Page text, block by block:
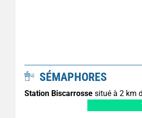
SÉMAPHORES
Station Biscarrosse situé à 2 km